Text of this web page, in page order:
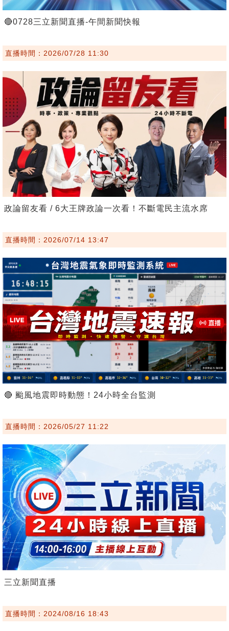
🔴0728三立新聞直播-午間新聞快報
直播時間：2026/07/28 11:30
政論留友看 / 6大王牌政論一次看！不斷電民主流水席
直播時間：2026/07/14 13:47
🔴 颱風地震即時動態！24小時全台監測
直播時間：2026/05/27 11:22
三立新聞直播
直播時間：2024/08/16 18:43